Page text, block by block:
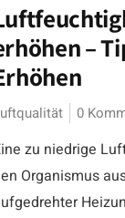
–
0
zu niedrige
Organismus